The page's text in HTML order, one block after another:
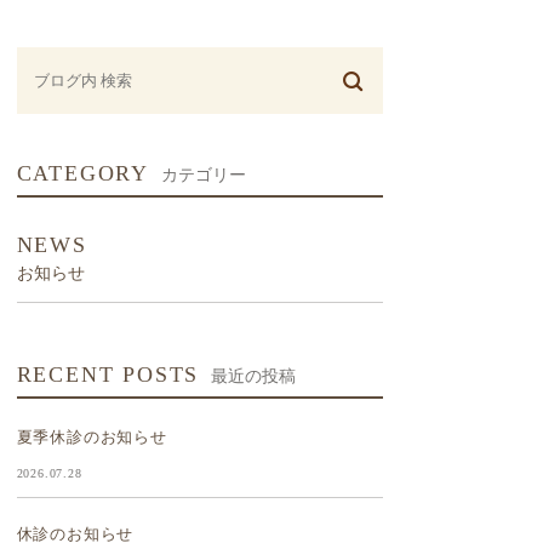
CATEGORY カテゴリー
NEWS
お知らせ
RECENT POSTS 最近の投稿
夏季休診のお知らせ
2026.07.28
休診のお知らせ